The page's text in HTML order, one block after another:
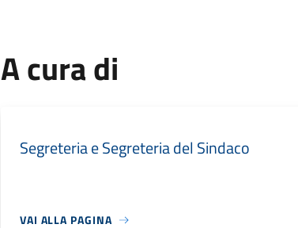
A cura di
Segreteria e Segreteria del Sindaco
VAI ALLA PAGINA